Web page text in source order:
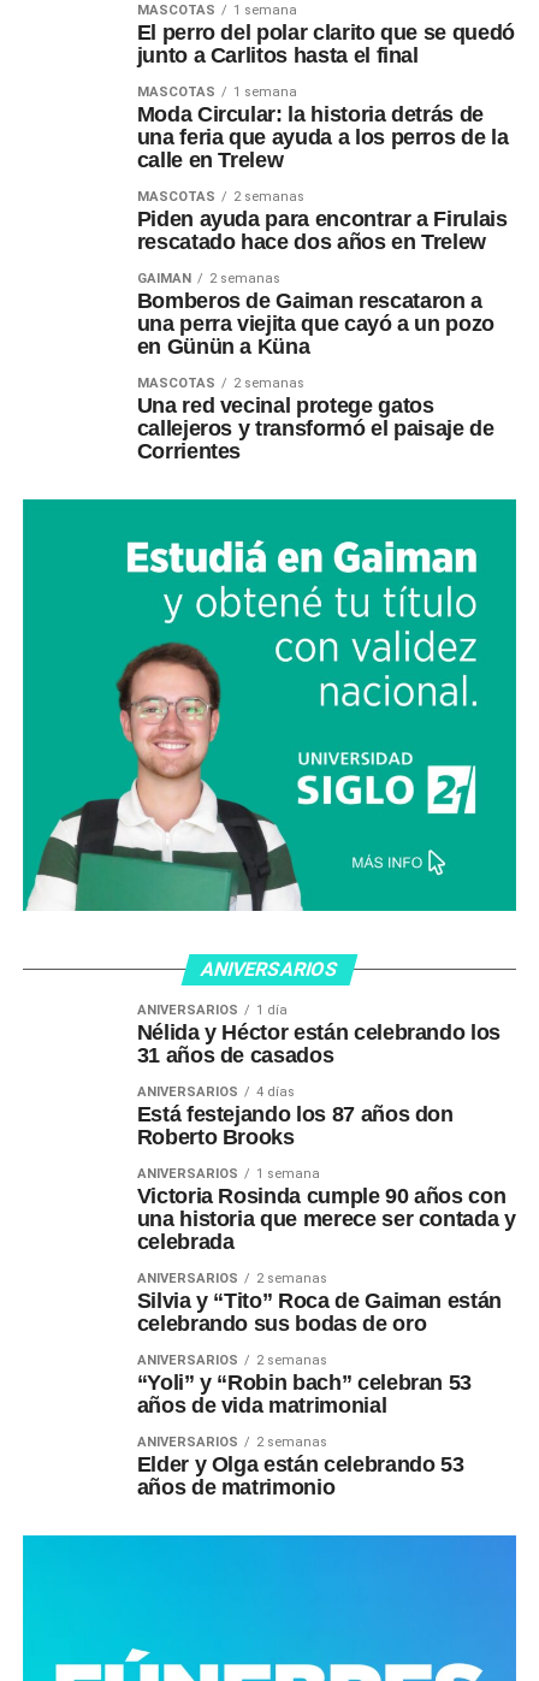
MASCOTAS 1 semana
El perro del polar clarito que se quedó
junto a Carlitos hasta el final
MASCOTAS 1 semana
Moda Circular: la historia detrás de
una feria que ayuda a los perros de la
calle en Trelew
MASCOTAS 2 semanas
Piden ayuda para encontrar a Firulais
rescatado hace dos años en Trelew
GAIMAN 2 semanas
Bomberos de Gaiman rescataron a
una perra viejita que cayó a un pozo
en Günün a Küna
MASCOTAS 2 semanas
Una red vecinal protege gatos
callejeros y transformó el paisaje de
Corrientes
ANIVERSARIOS
ANIVERSARIOS 1 día
Nélida y Héctor están celebrando los
31 años de casados
ANIVERSARIOS 4 días
Está festejando los 87 años don
Roberto Brooks
ANIVERSARIOS 1 semana
Victoria Rosinda cumple 90 años con
una historia que merece ser contada y
celebrada
ANIVERSARIOS 2 semanas
Silvia y “Tito” Roca de Gaiman están
celebrando sus bodas de oro
ANIVERSARIOS 2 semanas
“Yoli” y “Robin bach” celebran 53
años de vida matrimonial
ANIVERSARIOS 2 semanas
Elder y Olga están celebrando 53
años de matrimonio